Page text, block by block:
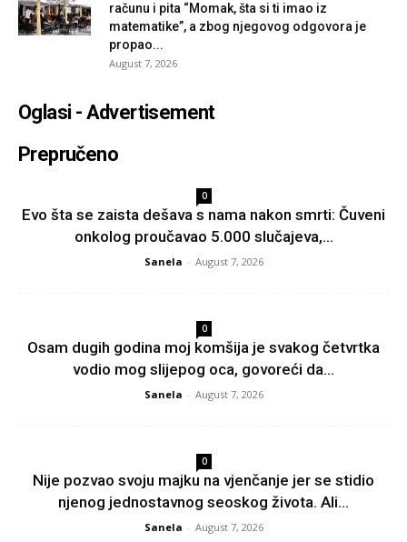
računu i pita “Momak, šta si ti imao iz
matematike”, a zbog njegovog odgovora je
propao...
August 7, 2026
Oglasi - Advertisement
Prepručeno
0
Evo šta se zaista dešava s nama nakon smrti: Čuveni
onkolog proučavao 5.000 slučajeva,...
Sanela - August 7, 2026
0
Osam dugih godina moj komšija je svakog četvrtka
vodio mog slijepog oca, govoreći da...
Sanela - August 7, 2026
0
Nije pozvao svoju majku na vjenčanje jer se stidio
njenog jednostavnog seoskog života. Ali...
Sanela - August 7, 2026